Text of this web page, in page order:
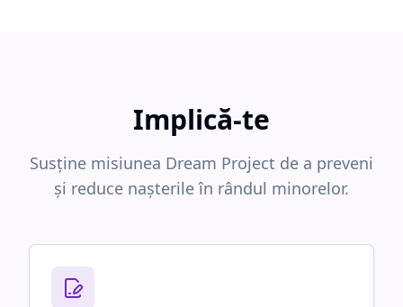
Implică-te
Susține misiunea Dream Project de a preveni
și reduce nașterile în rândul minorelor.